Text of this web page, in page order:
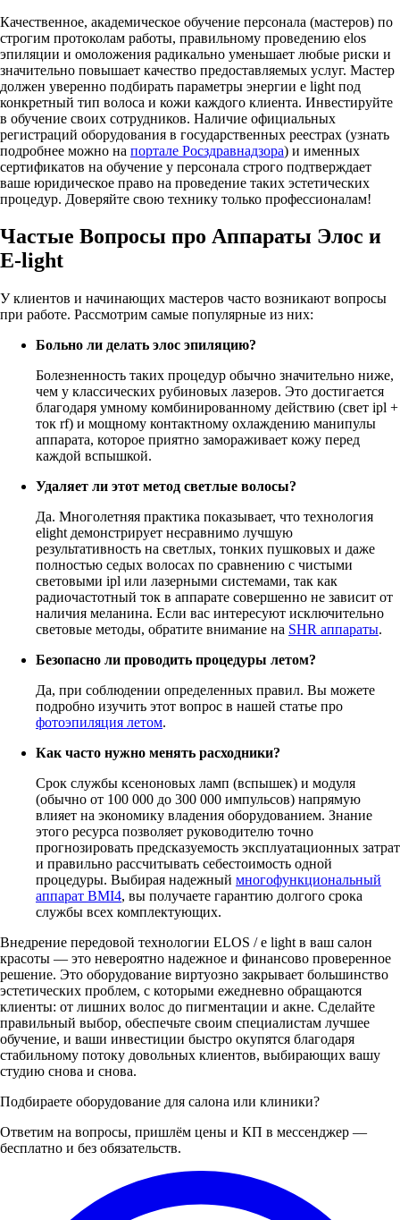
Качественное, академическое обучение персонала (мастеров) по
строгим протоколам работы, правильному проведению elos
эпиляции и омоложения радикально уменьшает любые риски и
значительно повышает качество предоставляемых услуг. Мастер
должен уверенно подбирать параметры энергии e light под
конкретный тип волоса и кожи каждого клиента. Инвестируйте
в обучение своих сотрудников. Наличие официальных
регистраций оборудования в государственных реестрах (узнать
подробнее можно на портале Росздравнадзора) и именных
сертификатов на обучение у персонала строго подтверждает
ваше юридическое право на проведение таких эстетических
процедур. Доверяйте свою технику только профессионалам!
Частые Вопросы про Аппараты Элос и
E-light
У клиентов и начинающих мастеров часто возникают вопросы
при работе. Рассмотрим самые популярные из них:
Больно ли делать элос эпиляцию?
Болезненность таких процедур обычно значительно ниже,
чем у классических рубиновых лазеров. Это достигается
благодаря умному комбинированному действию (свет ipl +
ток rf) и мощному контактному охлаждению манипулы
аппарата, которое приятно замораживает кожу перед
каждой вспышкой.
Удаляет ли этот метод светлые волосы?
Да. Многолетняя практика показывает, что технология
elight демонстрирует несравнимо лучшую
результативность на светлых, тонких пушковых и даже
полностью седых волосах по сравнению с чистыми
световыми ipl или лазерными системами, так как
радиочастотный ток в аппарате совершенно не зависит от
наличия меланина. Если вас интересуют исключительно
световые методы, обратите внимание на SHR аппараты.
Безопасно ли проводить процедуры летом?
Да, при соблюдении определенных правил. Вы можете
подробно изучить этот вопрос в нашей статье про
фотоэпиляция летом.
Как часто нужно менять расходники?
Срок службы ксеноновых ламп (вспышек) и модуля
(обычно от 100 000 до 300 000 импульсов) напрямую
влияет на экономику владения оборудованием. Знание
этого ресурса позволяет руководителю точно
прогнозировать предсказуемость эксплуатационных затрат
и правильно рассчитывать себестоимость одной
процедуры. Выбирая надежный многофункциональный
аппарат BMI4, вы получаете гарантию долгого срока
службы всех комплектующих.
Внедрение передовой технологии ELOS / e light в ваш салон
красоты — это невероятно надежное и финансово проверенное
решение. Это оборудование виртуозно закрывает большинство
эстетических проблем, с которыми ежедневно обращаются
клиенты: от лишних волос до пигментации и акне. Сделайте
правильный выбор, обеспечьте своим специалистам лучшее
обучение, и ваши инвестиции быстро окупятся благодаря
стабильному потоку довольных клиентов, выбирающих вашу
студию снова и снова.
Подбираете оборудование для салона или клиники?
Ответим на вопросы, пришлём цены и КП в мессенджер —
бесплатно и без обязательств.